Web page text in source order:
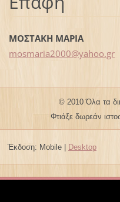
ΜΟΣΤΑΚΗ ΜΑΡΙΑ
mosmaria2000@yahoo.gr
© 2010 Όλα τα
Φτιάξε δωρεάν
Έκδοση: Mobile| Desktop